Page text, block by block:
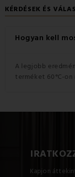
KÉRDÉSEK ÉS
Hogyan kell
A legjobb
terméket 60°C-on
Kapjon